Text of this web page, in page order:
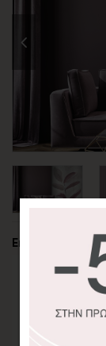
Επιλέξτε την